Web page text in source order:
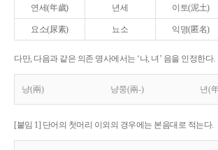
연세(年歲) 년세 이토(泥土)
요소(尿素) 뇨소 익명(匿名)
다만, 다음과 같은 의존 명사에서는 ‘냐, 녀’ 음을 인정한다.
냥(兩) 냥쭝(兩-) 년(
[붙임 1] 단어의 첫머리 이외의 경우에는 본음대로 적는다.